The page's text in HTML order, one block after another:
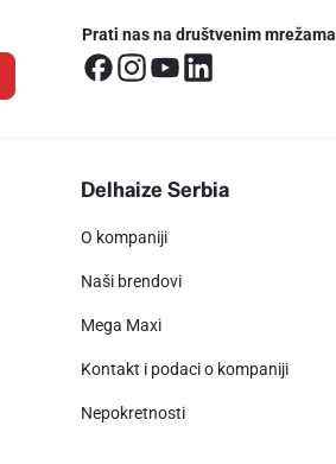
Prati nas na društvenim mrežama
Delhaize Serbia
O kompaniji
Naši brendovi
Mega Maxi
Kontakt i podaci o kompaniji
Nepokretnosti